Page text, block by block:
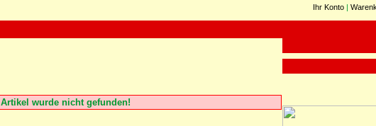
Ihr Konto |
Artikel wurde nicht gefunden!